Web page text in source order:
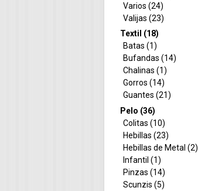
Varios (24)
Valijas (23)
Textil (18)
Batas (1)
Bufandas (14)
Chalinas (1)
Gorros (14)
Guantes (21)
Pelo (36)
Colitas (10)
Hebillas (23)
Hebillas de Metal (2)
Infantil (1)
Pinzas (14)
Scunzis (5)